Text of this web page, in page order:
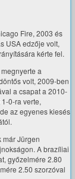
Fire, 2003 és
USA edzője volt,
kérte fel.
a
volt, 2009-ben
a csapat a 2010-
0-ra verte,
az egyenes kiesés
már Jürgen
A brazíliai
győzelmére 2.80
2.50 szorzóval